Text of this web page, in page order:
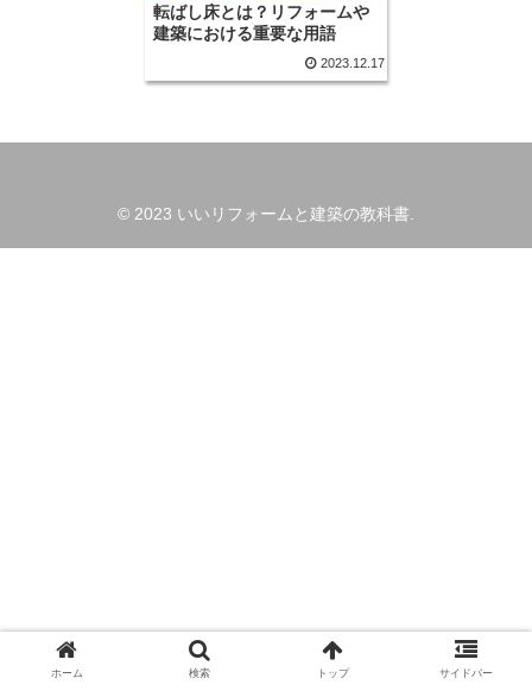
転ばし床とは？リフォームや
建築における重要な用語
2023.12.17
© 2023 いいリフォームと建築の教科書.
ホーム 検索 トップ サイドバー